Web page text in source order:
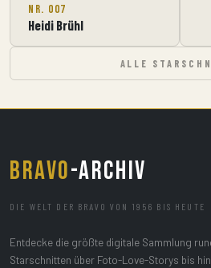
Nr. 007
Heidi Brühl
ALLE
BRAVO-ARCHIV
DIE WELT DER BRAVO VON 1956 BIS HEUTE
Entdecke die größte digitale Sammlung
Starschnitten über Foto-Love-Storys bis